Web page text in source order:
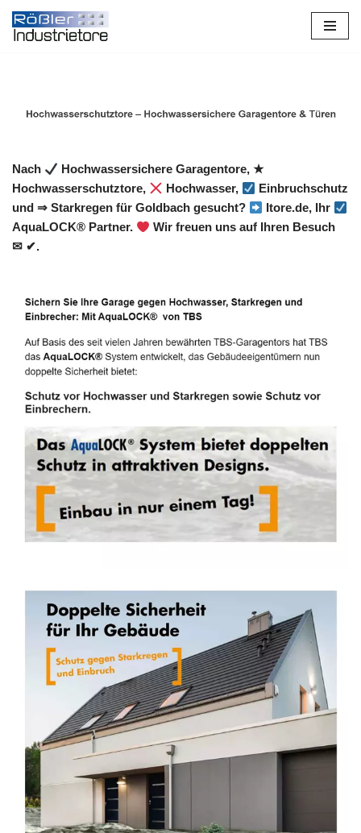
Zum
Nach
Hochwassersichere Garagentore, ★
Hochwasserschutztore,
Hochwasser,
Einbruchschutz
und ⇒ Starkregen für Goldbach gesucht?
Itore.de, Ihr
AquaLOCK® Partner.
Wir freuen uns auf Ihren Besuch
✉ ✔.